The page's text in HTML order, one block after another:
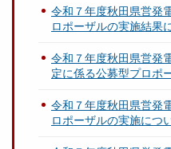
令和７年度秋田県営発
ロポーザルの実施結果
令和７年度秋田県営発
定に係る公募型プロポ
令和７年度秋田県営発
ロポーザルの実施につ